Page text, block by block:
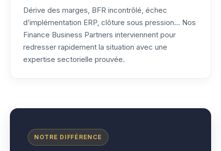
Dérive des marges, BFR incontrôlé, échec
d’implémentation ERP, clôture sous pression… Nos
Finance Business Partners interviennent pour
redresser rapidement la situation avec une
expertise sectorielle prouvée.
NOTRE DIFFÉRENCE